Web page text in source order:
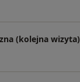
(kolejna wizyta)